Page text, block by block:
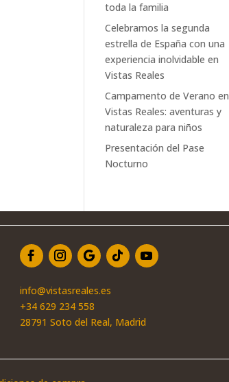
toda la familia
Celebramos la segunda
estrella de España con una
experiencia inolvidable en
Vistas Reales
Campamento de Verano en
Vistas Reales: aventuras y
naturaleza para niños
Presentación del Pase
Nocturno
info@vistasreales.es
+34 629 234 558
28791 Soto del Real, Madrid